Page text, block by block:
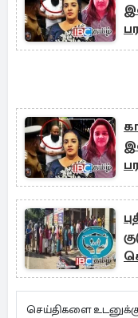
செய்திகளை